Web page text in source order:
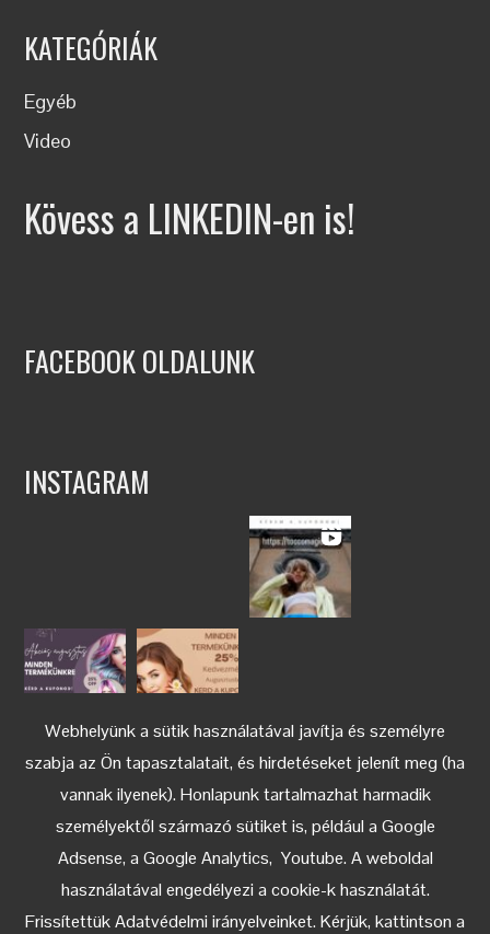
Webhelyünk a sütik használatával javítja és személyre
szabja az Ön tapasztalatait, és hirdetéseket jelenít meg (ha
vannak ilyenek). Honlapunk tartalmazhat harmadik
személyektől származó sütiket is, például a Google
Adsense, a Google Analytics, Youtube. A weboldal
használatával engedélyezi a cookie-k használatát.
Frissítettük Adatvédelmi irányelveinket. Kérjük, kattintson a
KATEGÓRIÁK
Egyéb
Video
Kövess a LINKEDIN-en is!
FACEBOOK OLDALUNK
INSTAGRAM
Keress az Instagramon